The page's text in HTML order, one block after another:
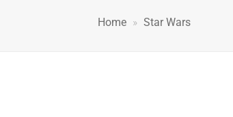
Home » Star Wars